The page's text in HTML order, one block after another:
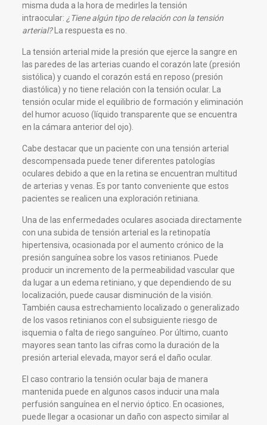
misma duda a la hora de medirles la tensión
intraocular: ¿Tiene algún tipo de relación con la tensión
arterial?
La respuesta es no.
La tensión arterial mide la presión que ejerce la sangre en
las paredes de las arterias cuando el corazón late (presión
sistólica) y cuando el corazón está en reposo (presión
diastólica) y no tiene relación con la tensión ocular. La
tensión ocular mide el equilibrio de formación y eliminación
del humor acuoso (líquido transparente que se encuentra
en la cámara anterior del ojo).
Cabe destacar que un paciente con una tensión arterial
descompensada puede tener diferentes patologías
oculares debido a que en la retina se encuentran multitud
de arterias y venas. Es por tanto conveniente que estos
pacientes se realicen una exploración retiniana.
Una de las enfermedades oculares asociada directamente
con una subida de tensión arterial es la retinopatía
hipertensiva, ocasionada por el aumento crónico de la
presión sanguínea sobre los vasos retinianos. Puede
producir un incremento de la permeabilidad vascular que
da lugar a un edema retiniano, y que dependiendo de su
localización, puede causar disminución de la visión.
También causa estrechamiento localizado o generalizado
de los vasos retinianos con el subsiguiente riesgo de
isquemia o falta de riego sanguíneo. Por último, cuanto
mayores sean tanto las cifras como la duración de la
presión arterial elevada, mayor será el daño ocular.
El caso contrario la tensión ocular baja de manera
mantenida puede en algunos casos inducir una mala
perfusión sanguínea en el nervio óptico. En ocasiones,
puede llegar a ocasionar un daño con aspecto similar al